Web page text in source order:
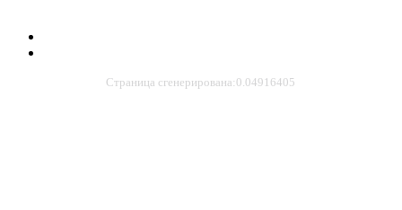
Страница сгенерирована:0.04916405